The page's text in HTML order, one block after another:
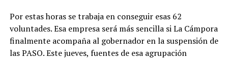
Por estas horas se trabaja en conseguir esas 62
voluntades. Esa empresa será más sencilla si La Cámpora
finalmente acompaña al gobernador en la suspensión de
las PASO. Este jueves, fuentes de esa agrupación